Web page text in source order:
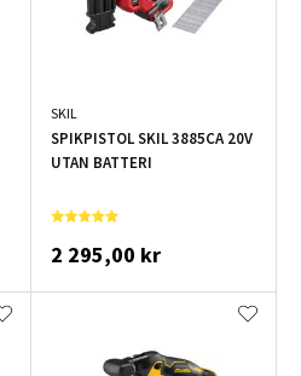
SKIL
SPIKPISTOL SKIL 3885CA 20V
UTAN BATTERI
2 295,00 kr